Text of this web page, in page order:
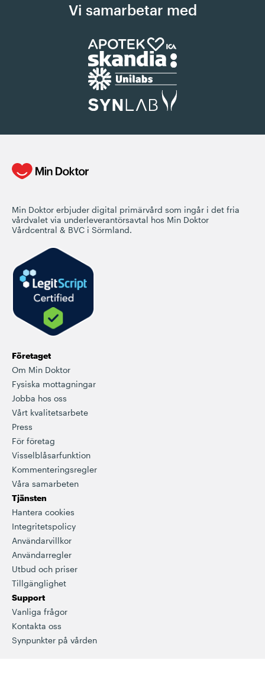
Vi samarbetar med
Min Doktor erbjuder digital primärvård som ingår i det fria
vårdvalet via underleverantörsavtal hos Min Doktor
Vårdcentral & BVC i Sörmland.
Företaget
Om Min Doktor
Fysiska mottagningar
Jobba hos oss
Vårt kvalitetsarbete
Press
För företag
Visselblåsarfunktion
Kommenteringsregler
Våra samarbeten
Tjänsten
Hantera cookies
Integritetspolicy
Användarvillkor
Användarregler
Utbud och priser
Tillgänglighet
Support
Vanliga frågor
Kontakta oss
Synpunkter på vården